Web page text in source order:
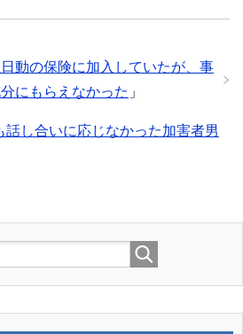
日動の保険に加入していたが、事
にもらえなかった 」
話し合いに応じなかった加害者男